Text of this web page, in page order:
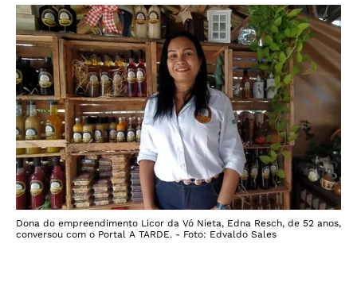
Dona do empreendimento Licor da Vó Nieta, Edna Resch, de 52 anos,
conversou com o Portal A TARDE. - Foto: Edvaldo Sales